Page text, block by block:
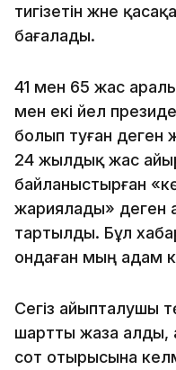
тигізетін және
бағалады.
41 мен 65 жас
мен екі әйел
болып туған деген
24 жылдық жас
байланыстырған
жариялады» деген
тартылды. Бұл
ондаған мың адам
Сегіз айыпталушы
шартты жаза алды,
сот отырысына